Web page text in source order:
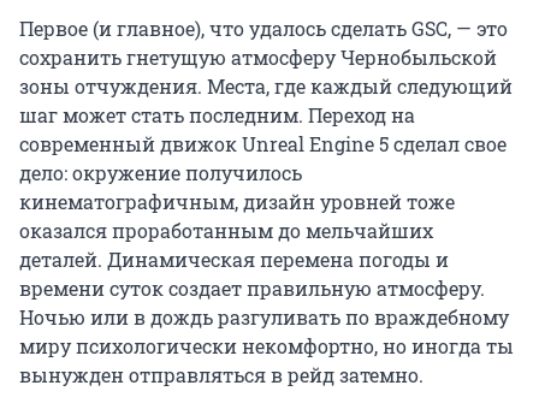
понравился аудитории (а вот мне «зашел»).
Трилогию завершал сиквел основной части под
названием «Зов Припяти» (16+), где нам
рассказывалось о последствиях решений,
принятых главным героем «Тени».
Удивительно, но игра не отличалась
технологичностью, графикой и прочими
плюшками, которых уже хватало в проектах
2007–2008 годов. Но зато здесь была особая
атмосфера. Ты гулял по зоне и видел пейзажи,
которые были тебе знакомы, сидел с другими
сталкерами у костра и
слушал анекдоты
(некоторые из них веселят до коликов в животе
Первое (и главное), что удалось сделать GSC, — это
сохранить гнетущую атмосферу Чернобыльской
зоны отчуждения. Места, где каждый следующий
шаг может стать последним. Переход на
современный движок Unreal Engine 5 сделал свое
дело: окружение получилось
кинематографичным, дизайн уровней тоже
оказался проработанным до мельчайших
деталей. Динамическая перемена погоды и
времени суток создает правильную атмосферу.
Ночью или в дождь разгуливать по враждебному
миру психологически некомфортно, но иногда ты
вынужден отправляться в рейд затемно.